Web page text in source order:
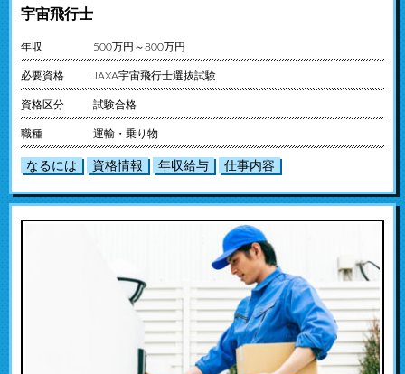
宇宙飛行士
年収 500万円～800万円
必要資格 JAXA宇宙飛行士選抜試験
資格区分 試験合格
職種 運輸・乗り物
なるには 資格情報 年収給与 仕事内容